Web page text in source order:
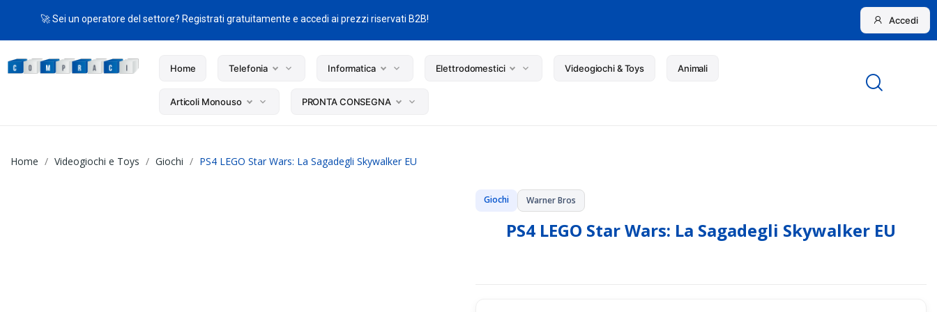
🚀 Sei un operatore del settore? Registrati gratuitamente e accedi ai prezzi riservati B2B! Accedi
Home Telefonia Informatica Elettrodomestici Videogiochi & Toys Animali
Articoli Monouso PRONTA CONSEGNA
Home Videogiochi e Toys Giochi PS4 LEGO Star Wars: La Sagadegli Skywalker EU
Giochi Warner Bros
PS4 LEGO Star Wars: La Sagadegli Skywalker EU